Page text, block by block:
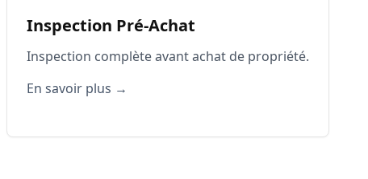
Inspection Pré-Achat
Inspection complète avant achat de propriété.
En savoir plus →